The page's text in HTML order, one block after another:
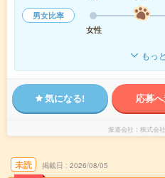
男女比率
女性
もっ
気になる! 応募
派遣会社 株式会
未読 掲載日 2026/08/05